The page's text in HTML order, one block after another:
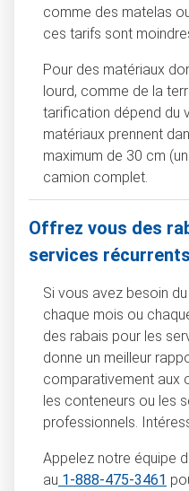
comme des matelas
ces tarifs sont
Pour des matériaux
lourd, comme de la
tarification dépend du
matériaux prennent
maximum de 30 cm
camion complet.
Offrez vous des
services
Si vous avez besoin
chaque mois ou
des rabais pour les
donne un meilleur
comparativement aux
les conteneurs ou les
professionnels.
Appelez notre équipe
au 1-888-475-3461